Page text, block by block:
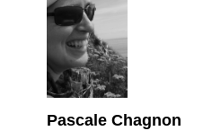
Pascale Chagnon